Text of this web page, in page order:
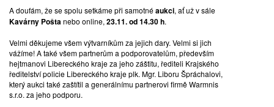
A doufám, že se spolu setkáme při samotnéaukci, ať už v sále
Kavárny Poštanebo online, 23.11. od 14.30 h.
Velmi děkujeme všem výtvarníkům za jejich dary. Velmi si jich
vážíme! A také všem partnerům a podporovatelům, především
hejtmanovi Libereckého kraje za jeho záštitu, řediteli Krajského
ředitelství policie Libereckého kraje plk. Mgr. Liboru Špráchalovi,
který aukci také zaštítil a generálnímu partnerovi firmě Warmnis
s.r.o. za jeho podporu.